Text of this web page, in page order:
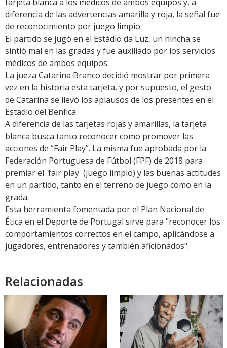
diferencia de las advertencias amarilla y roja, la señal fue
de reconocimiento por juego limpio.
El partido se jugó en el Estádio da Luz, un hincha se
sintió mal en las gradas y fue auxiliado por los servicios
médicos de ambos equipos.
La jueza Catarina Branco decidió mostrar por primera
vez en la historia esta tarjeta, y por supuesto, el gesto
de Catarina se llevó los aplausos de los presentes en el
Estadio del Benfica.
A diferencia de las tarjetas rojas y amarillas, la tarjeta
blanca busca tanto reconocer como promover las
acciones de “Fair Play”. La misma fue aprobada por la
Federación Portuguesa de Fútbol (FPF) de 2018 para
premiar el 'fair play' (juego limpio) y las buenas actitudes
en un partido, tanto en el terreno de juego como en la
grada.
Esta herramienta fomentada por el Plan Nacional de
Ética en el Deporte de Portugal sirve para "reconocer los
comportamientos correctos en el campo, aplicándose a
jugadores, entrenadores y también aficionados".
Relacionadas